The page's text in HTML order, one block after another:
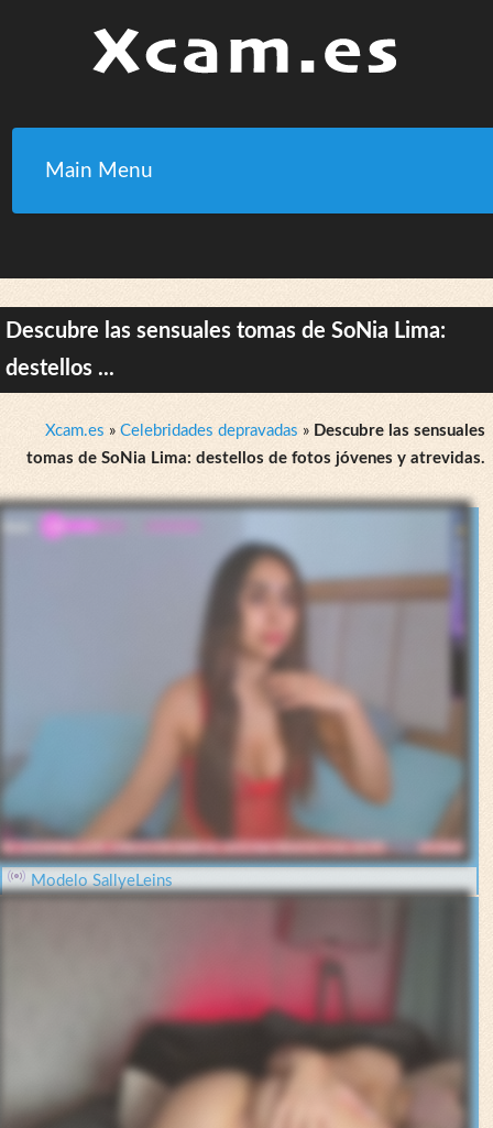
Main Menu
Descubre las sensuales tomas de SoNia Lima:
destellos ...
Xcam.es » Celebridades depravadas » Descubre las sensuales
tomas de SoNia Lima: destellos de fotos jóvenes y atrevidas.
Modelo SallyeLeins